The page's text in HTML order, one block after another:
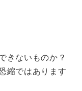
きないものか？
縮ではあります